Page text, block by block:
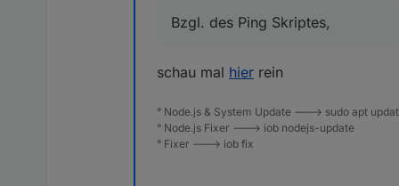
Bzgl. des Ping Skriptes,
schau mal hier rein
° Node.js & System Update ---> sudo apt
° Node.js Fixer ---> iob nodejs-update
° Fixer ---> iob fix